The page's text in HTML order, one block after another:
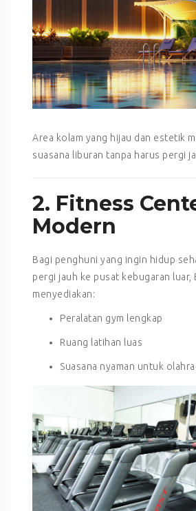
Area kolam yang hijau dan estetik
suasana liburan tanpa harus pergi
2. Fitness
Modern
Bagi penghuni yang ingin hidup
pergi jauh ke pusat kebugaran luar,
menyediakan:
Peralatan gym lengkap
Ruang latihan luas
Suasana nyaman untuk